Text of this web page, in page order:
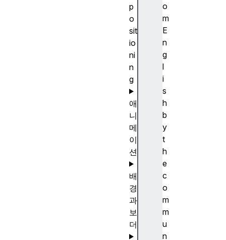
o
m
E
n
g
l
i
s
h
b
y
t
h
e
c
o
m
m
u
n
p
o
sit
io
ni
n
g
애
니
메
이
션
배
경
과
보
더